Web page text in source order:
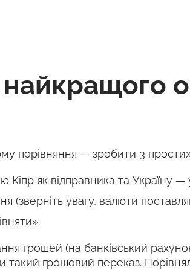
порівняння — зробити 3
як відправника та Україну —
(зверніть увагу, валюти
грошей (на банківський
такий грошовий переказ.